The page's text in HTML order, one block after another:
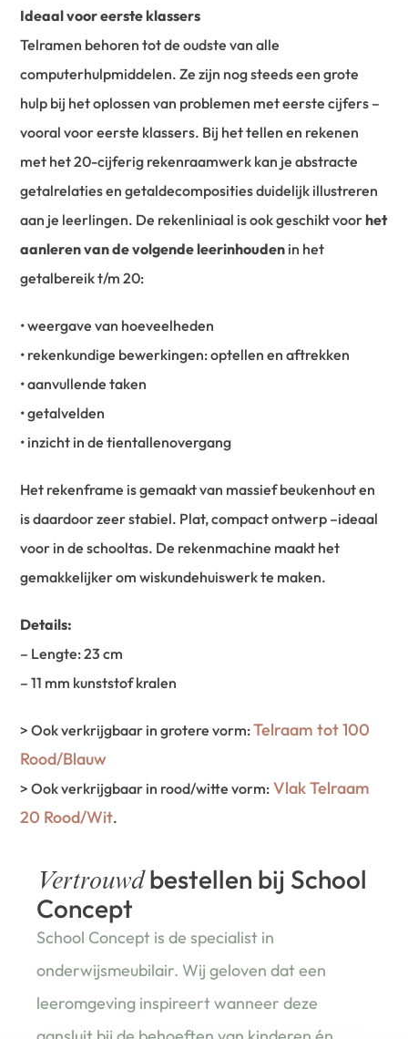
Ideaal voor eerste klassers
Telramen behoren tot de oudste van alle
computerhulpmiddelen. Ze zijn nog steeds een grote
hulp bij het oplossen van problemen met eerste cijfers –
vooral voor eerste klassers. Bij het tellen en rekenen
met het 20-cijferig rekenraamwerk kan je abstracte
getalrelaties en getaldecomposities duidelijk illustreren
aan je leerlingen. De rekenliniaal is ook geschikt voorhet
aanleren van de volgende leerinhouden in het
getalbereik t/m 20:
• weergave van hoeveelheden
• rekenkundige bewerkingen: optellen en aftrekken
• aanvullende taken
• getalvelden
• inzicht in de tientallenovergang
Het rekenframe is gemaakt van massief beukenhout en
is daardoor zeer stabiel. Plat, compact ontwerp –ideaal
voor in de schooltas. De rekenmachine maakt het
gemakkelijker om wiskundehuiswerk te maken.
Details:
– Lengte: 23 cm
– 11 mm kunststof kralen
> Ook verkrijgbaar in grotere vorm:Telraam tot 100
Rood/Blauw
> Ook verkrijgbaar in rood/witte vorm: Vlak Telraam
20 Rood/Wit.
Vertrouwdbestellen bij School
Concept
School Concept is de specialist in
onderwijsmeubilair. Wij geloven dat een
leeromgeving inspireert wanneer deze